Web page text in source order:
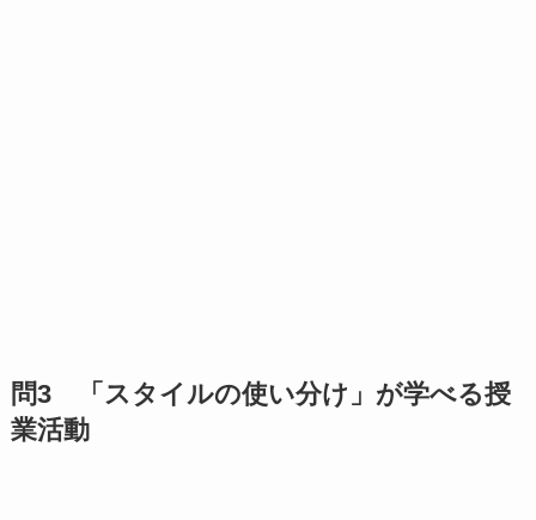
問3 「スタイルの使い分け」が学べる授
業活動